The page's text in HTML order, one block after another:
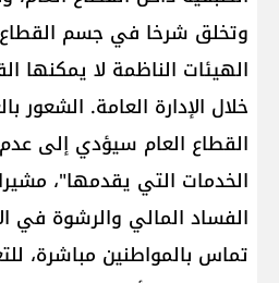
وتخلق شرخا في جسم القطاع
الهيئات الناظمة لا يمكنها
خلال الإدارة العامة.
القطاع العام سيؤدي إلى
الخدمات التي يقدمها"،
الفساد المالي والرشوة في
تماس بالمواطنين مباشرة،